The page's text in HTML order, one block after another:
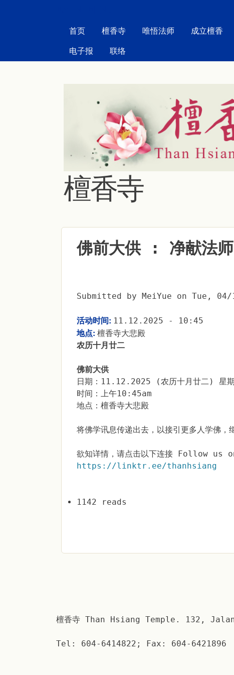
首页 檀香寺 唯悟法师 成立檀香
电子报 联络
檀香寺
佛前大供 : 净献法
Submitted by MeiYue on Tue, 04/
活动时间: 11.12.2025 - 10:45
地点: 檀香寺大悲殿
农历十月廿二
佛前大供
日期：11.12.2025 (农历十月廿二) 星
时间：上午10:45am
地点：檀香寺大悲殿
将佛学讯息传递出去，以接引更多人学佛，
欲知详情，请点击以下连接 Follow us
https://linktr.ee/thanhsiang
1142 reads
檀香寺 Than Hsiang Temple. 132,
Tel: 604-6414822; Fax: 604-6421896